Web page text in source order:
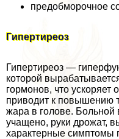
предобморочное
Гипертиреоз
Гипертиреоз —
которой
гормонов, что ускоряет
приводит к повышению
жара в голове. Больной
учащено, руки дрожат,
хаpaктерные симптомы